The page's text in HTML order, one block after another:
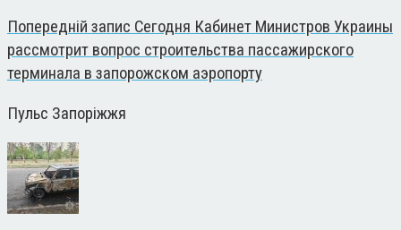
Попередній запис Сегодня Кабинет Министров Украины
рассмотрит вопрос строительства пассажирского
терминала в запорожском аэропорту
Пульс Запоріжжя